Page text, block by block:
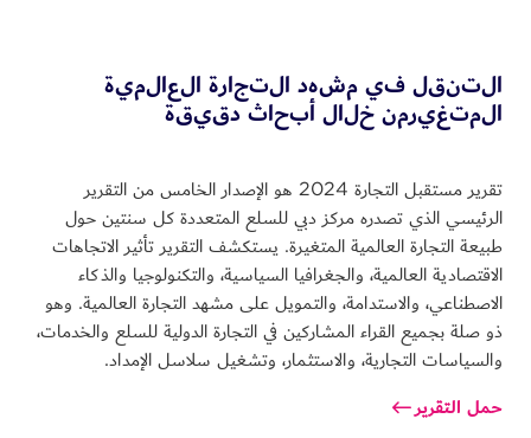
ل تنقل في مشهد ل تجارة ل عال مية
ل متغيرمن خل ال بحاث دقيقة
تقرير مستقبل التجارة 2024 هو الإصدار الخامس من التقرير
الرئيسي الذي تصدره مركز دبي للسلع المتعددة كل سنتين حول
طبيعة التجارة العالمية المتغيرة. يستكشف التقرير تأثير الاتجاهات
الاقتصادية العالمية، والجغرافيا السياسية، والتكنولوجيا والذكاء
الاصطناعي، والاستدامة، والتمويل على مشهد التجارة العالمية. وهو
ذو صلة بجميع القراء المشاركين في التجارة الدولية للسلع والخدمات،
والسياسات التجارية، والاستثمار، وتشغيل سلاسل الإمداد.
حمل التقرير